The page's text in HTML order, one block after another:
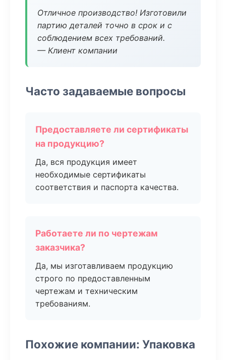
Отличное производство! Изготовили
партию деталей точно в срок и с
соблюдением всех требований.
— Клиент компании
Часто задаваемые вопросы
Предоставляете ли сертификаты
на продукцию?
Да, вся продукция имеет
необходимые сертификаты
соответствия и паспорта качества.
Работаете ли по чертежам
заказчика?
Да, мы изготавливаем продукцию
строго по предоставленным
чертежам и техническим
требованиям.
Похожие компании: Упаковка